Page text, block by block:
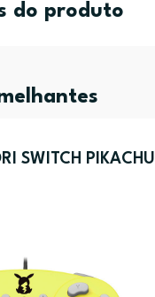
do produto
SWITCH PIKACHU